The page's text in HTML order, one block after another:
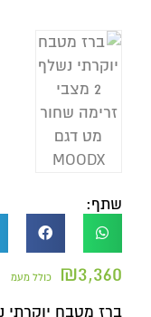
שתף:
₪3,360 כולל מעמ